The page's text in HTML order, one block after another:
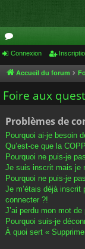
or
u
m
Connexion
Accueil du forum
Foire aux
Problèmes de
Pourquoi ai-je besoin
Qu’est-ce que la
Pourquoi ne puis-je
Je suis inscrit mais je
Pourquoi ne puis-je
Je m’étais déjà
connecter ?!
J’ai perdu mon mot de
Pourquoi suis-je
À quoi sert «